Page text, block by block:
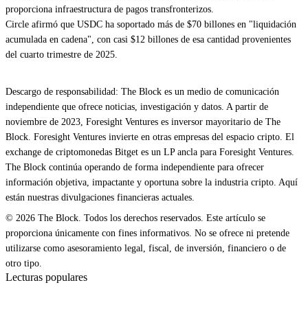
proporciona infraestructura de pagos transfronterizos.
Circle afirmó que USDC ha soportado más de $70 billones en "liquidación
acumulada en cadena", con casi $12 billones de esa cantidad provenientes
del cuarto trimestre de 2025.
Descargo de responsabilidad: The Block es un medio de comunicación
independiente que ofrece noticias, investigación y datos. A partir de
noviembre de 2023, Foresight Ventures es inversor mayoritario de The
Block. Foresight Ventures invierte en otras empresas del espacio cripto. El
exchange de criptomonedas Bitget es un LP ancla para Foresight Ventures.
The Block continúa operando de forma independiente para ofrecer
información objetiva, impactante y oportuna sobre la industria cripto. Aquí
están nuestras divulgaciones financieras actuales.
© 2026 The Block. Todos los derechos reservados. Este artículo se
proporciona únicamente con fines informativos. No se ofrece ni pretende
utilizarse como asesoramiento legal, fiscal, de inversión, financiero o de
otro tipo.
Lecturas populares